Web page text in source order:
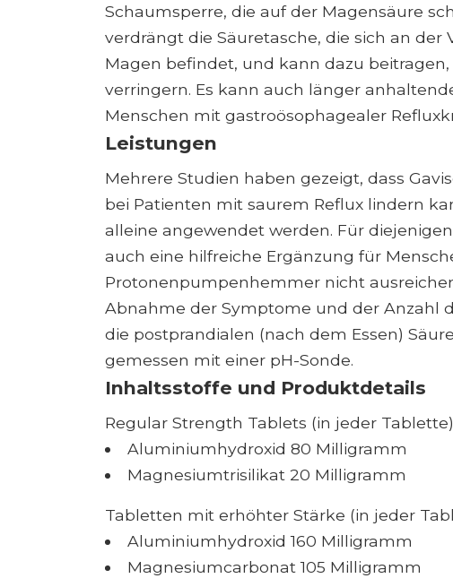
Schaumsperre, die auf der Magensäure
verdrängt die Säuretasche, die sich an der
Magen befindet, und kann dazu
verringern. Es kann auch länger
Menschen mit gastroösophagealer
Leistungen
Mehrere Studien haben gezeigt, dass
bei Patienten mit saurem Reflux lindern
alleine angewendet werden. Für
auch eine hilfreiche Ergänzung für
Protonenpumpenhemmer nicht
Abnahme der Symptome und der Anzahl
die postprandialen (nach dem Essen)
gemessen mit einer pH-Sonde.
Inhaltsstoffe und Produktdetails
Regular Strength Tablets (in jeder Tablette)
Aluminiumhydroxid 80 Milligramm
Magnesiumtrisilikat 20 Milligramm
Tabletten mit erhöhter Stärke (in jeder
Aluminiumhydroxid 160 Milligramm
Magnesiumcarbonat 105 Milligramm